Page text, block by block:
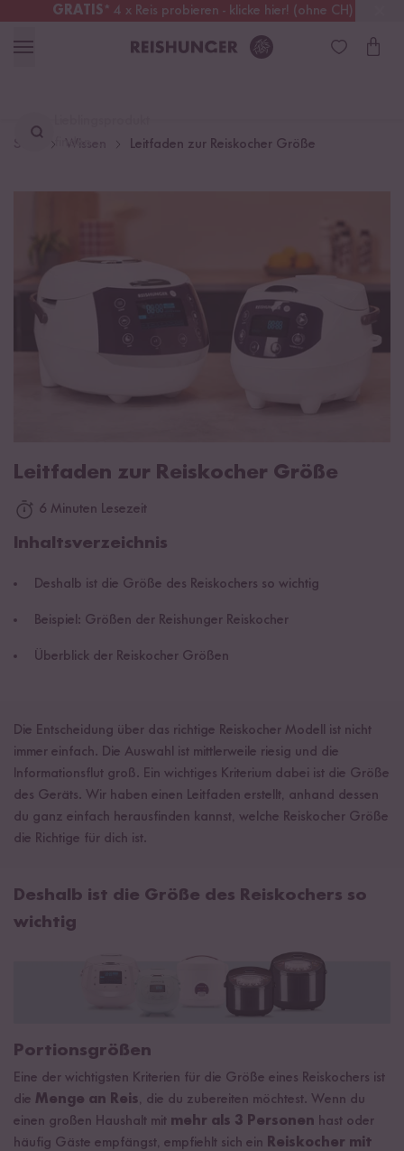
GRATIS* 4 x Reis probieren - klicke hier! (ohne CH)
Österreich Kostenloser Versand
finden ...
Leitfaden zur Reiskocher Größe
Leitfaden zur Reiskocher Größe
6 Minuten Lesezeit
Inhaltsverzeichnis
Deshalb ist die Größe des Reiskochers so wichtig
Beispiel: Größen der Reishunger Reiskocher
Überblick der Reiskocher Größen
Die Entscheidung über das richtige Reiskocher Modell ist nicht
immer einfach. Die Auswahl ist mittlerweile riesig und die
Informationsflut groß. Ein wichtiges Kriterium dabei ist die Größe
des Geräts. Wir haben einen Leitfaden erstellt, anhand dessen
du ganz einfach herausfinden kannst, welche Reiskocher Größe
die Richtige für dich ist.
Deshalb ist die Größe des Reiskochers so
wichtig
Portionsgrößen
Eine der wichtigsten Kriterien für die Größe eines Reiskochers ist
die Menge an Reis, die du zubereiten möchtest. Wenn du
einen großen Haushalt mit mehr als 3 Personen hast oder
häufig Gäste empfängst, empfiehlt sich ein Reiskocher mit